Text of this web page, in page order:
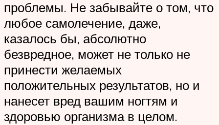
проблемы. Не забывайте о том, что
любое самолечение, даже,
казалось бы, абсолютно
безвредное, может не только не
принести желаемых
положительных результатов, но и
нанесет вред вашим ногтям и
здоровью организма в целом.